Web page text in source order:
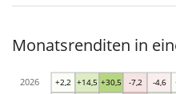
Monatsrenditen in
+2,2 +14,5 +30,5 -7,2 -4,6
2026